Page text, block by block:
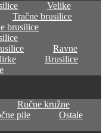
Velike
Tračne brusilice
brusilice
Ravne
Brusilice
Ručne kružne
pile
Ostale